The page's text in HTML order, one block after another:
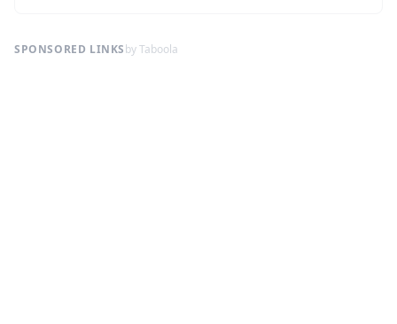
SPONSORED LINKSby Taboola